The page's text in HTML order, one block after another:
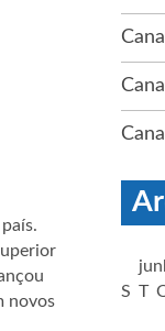
novos
S T